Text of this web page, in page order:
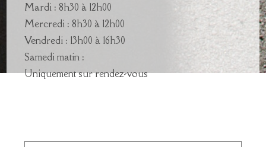
Mardi : 8h30 à 12h00
Mercredi : 8h30 à 12h00
Vendredi : 13h00 à 16h30
Samedi matin :
Uniquement sur rendez-vous